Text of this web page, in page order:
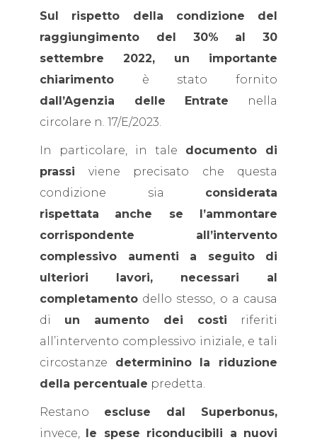
Sul rispetto della condizione
del
raggiungimento del 30% al 30
settembre 2022,
un importante
chiarimento è stato fornito
dall’Agenzia delle Entrate nella
circolare n. 17/E/2023.
In particolare, in tale documento di
prassi viene precisato che questa
condizione sia considerata
rispettata
anche se l’ammontare
corrispondente all’intervento
complessivo aumenti a seguito di
ulteriori lavori, necessari al
completamento dello stesso, o a causa
di un aumento dei costi riferiti
all’intervento complessivo iniziale, e tali
circostanze determinino la riduzione
della percentuale predetta.
Restano escluse dal Superbonus,
invece,
le spese riconducibili a nuovi